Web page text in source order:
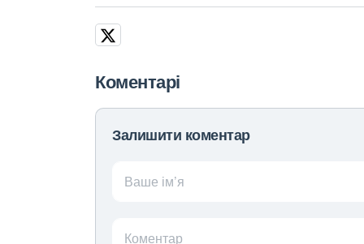
Коментарі
Залишити коментар
Ваше ім’я
Коментар